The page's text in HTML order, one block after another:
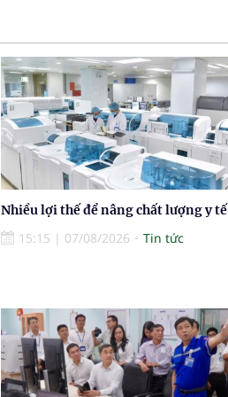
Nhiều lợi thế để nâng chất lượng y tế
15:15 | 07/08/2026 Tin tức